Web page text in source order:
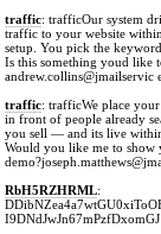
traffic: trafficOur system
traffic to your website
setup. You pick the
Is this something youd like
andrew.collins@jmailservic
traffic: trafficWe place
in front of people already
you sell — and its live
Would you like me to show
RbH5RZHRML:
I9DNdJwJn67mPzfDxomGJ